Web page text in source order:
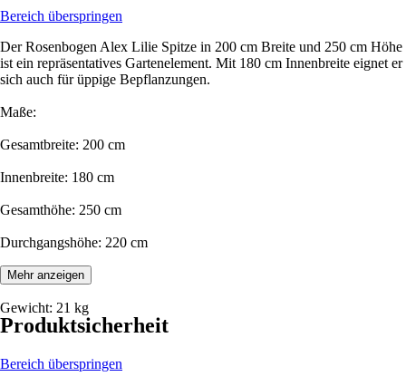
Bereich überspringen
Der Rosenbogen Alex Lilie Spitze in 200 cm Breite und 250 cm Höhe
ist ein repräsentatives Gartenelement. Mit 180 cm Innenbreite eignet er
sich auch für üppige Bepflanzungen.
Maße:
Gesamtbreite: 200 cm
Innenbreite: 180 cm
Gesamthöhe: 250 cm
Durchgangshöhe: 220 cm
Tiefe: 33 cm
Gewicht: 21 kg
Mehr anzeigen
Produktsicherheit
Bereich überspringen